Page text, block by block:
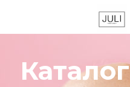
Каталог